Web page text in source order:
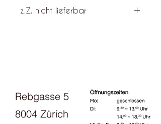
z.Z. nicht lieferbar
Rebgasse 5
8004 Zürich